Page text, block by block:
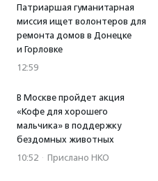
Патриаршая гуманитарная
миссия ищет волонтеров для
ремонта домов в Донецке
и Горловке
12:59
В Москве пройдет акция
«Кофе для хорошего
мальчика» в поддержку
бездомных животных
10:52 · Прислано НКО